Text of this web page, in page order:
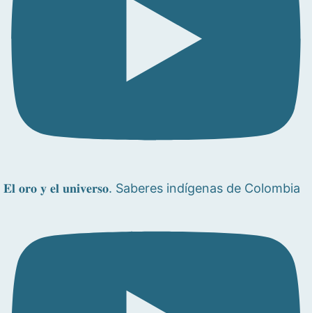
𝐄𝐥 𝐨𝐫𝐨 𝐲 𝐞𝐥 𝐮𝐧𝐢𝐯𝐞𝐫𝐬𝐨. Saberes indígenas de Colombia